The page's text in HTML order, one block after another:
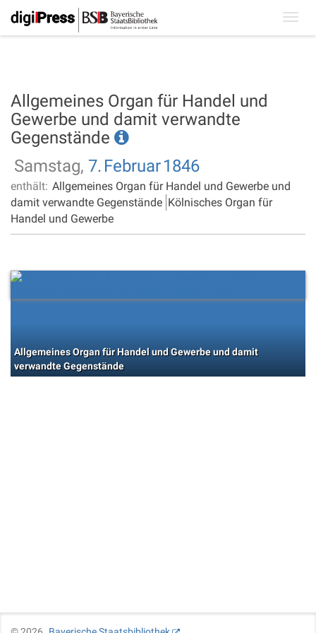
Allgemeines Organ für Handel und
Gewerbe und damit verwandte
Gegenstände
Samstag, 7. Februar1846
enthält: Allgemeines Organ für Handel und Gewerbe und
damit verwandte Gegenstände Kölnisches Organ für
Handel und Gewerbe
Allgemeines Organ für Handel und Gewerbe und damit
verwandte Gegenstände